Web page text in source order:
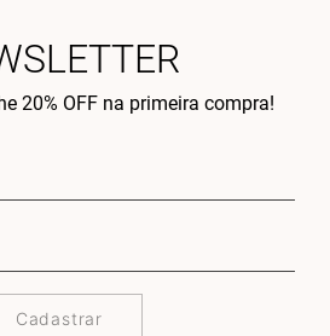
20% OFF na primeira compra!
Cadastrar